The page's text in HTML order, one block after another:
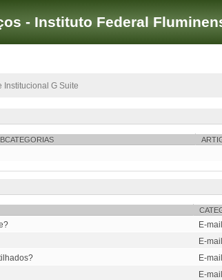
- Instituto Federal
Institucional G Suite
E-
E-
E-
E-